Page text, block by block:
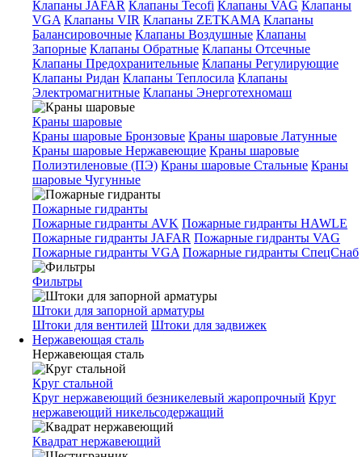
Клапаны JAFAR Клапаны Tecofi Клапаны VAG Клапаны
VGA Клапаны VIR Клапаны ZETKAMA Клапаны
Балансировочные Клапаны Воздушные Клапаны
Запорные Клапаны Обратные Клапаны Отсечные
Клапаны Предохранительные Клапаны Регулирующие
Клапаны Ридан Клапаны Теплосила Клапаны
Электромагнитные Клапаны Энерготехномаш
Краны шаровые
Краны шаровые Бронзовые Краны шаровые Латунные
Краны шаровые Нержавеющие Краны шаровые
Полиэтиленовые (ПЭ) Краны шаровые Стальные Краны
шаровые Чугунные
Пожарные гидранты
Пожарные гидранты AVK Пожарные гидранты HAWLE
Пожарные гидранты JAFAR Пожарные гидранты VAG
Пожарные гидранты VGA Пожарные гидранты СпецСнаб
Фильтры
Штоки для запорной арматуры
Штоки для вентилей Штоки для задвижек
Нержавеющая сталь
Нержавеющая сталь
Круг стальной
Круг нержавеющий безникелевый жаропрочный Круг
нержавеющий никельсодержащий
Квадрат нержавеющий